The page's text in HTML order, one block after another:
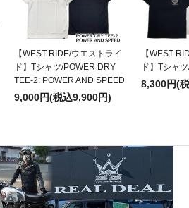
【WEST RIDE/ウエストライ
ド】Tシャツ/POWER DRY
TEE-2: POWER AND SPEED
9,000円(税込9,900円)
【WEST
ド】Tシャ
8,300円(